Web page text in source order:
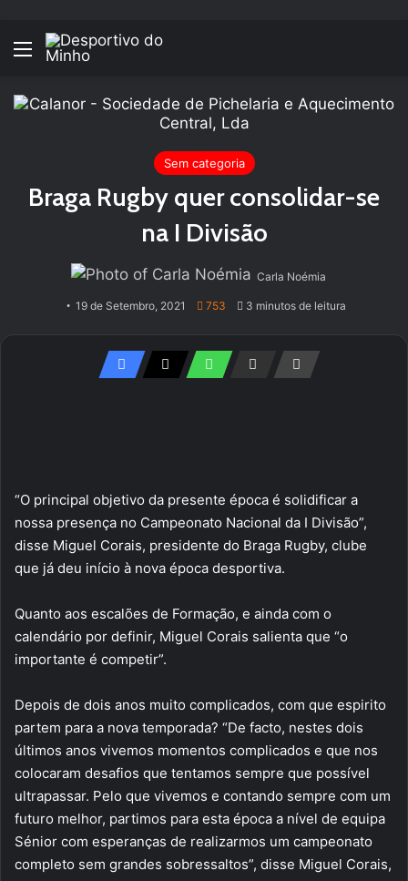
Menu
Sem categoria
Braga Rugby quer consolidar-se
na I Divisão
Carla Noémia
19 de Setembro, 2021 753 3 minutos de leitura
“O principal objetivo da presente época é solidificar a
nossa presença no Campeonato Nacional da I Divisão”,
disse Miguel Corais, presidente do Braga Rugby, clube
que já deu início à nova época desportiva.
Quanto aos escalões de Formação, e ainda com o
calendário por definir, Miguel Corais salienta que “o
importante é competir”.
Depois de dois anos muito complicados, com que espirito
partem para a nova temporada? “De facto, nestes dois
últimos anos vivemos momentos complicados e que nos
colocaram desafios que tentamos sempre que possível
ultrapassar. Pelo que vivemos e contando sempre com um
futuro melhor, partimos para esta época a nível de equipa
Sénior com esperanças de realizarmos um campeonato
completo sem grandes sobressaltos”, disse Miguel Corais,